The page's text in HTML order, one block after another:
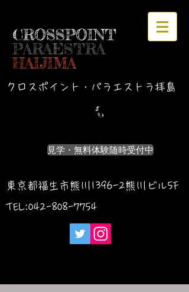
CROSSPOINT
PARAESTRA
HAIJIMA
クロスポイント・パラエストラ拝島
見学・無料体験随時受付中
東京都福生市熊川1396-2熊川ビル5F
TEL:042-808-7754